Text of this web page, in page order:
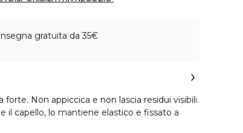
gratuita da 35€
forte. Non appiccica e non lascia residui visibili.
il capello, lo mantiene elastico e fissato a